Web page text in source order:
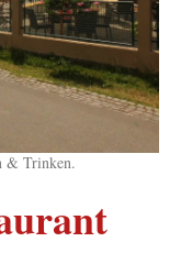
& Trinken.